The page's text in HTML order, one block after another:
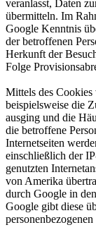
veranlasst, Daten
übermitteln. Im
Google Kenntnis
der betroffenen
Herkunft der
Folge
Mittels des Cookies
beispielsweise die
ausging und die
die betroffene
Internetseiten
einschließlich der
genutzten
von Amerika
durch Google in
Google gibt diese